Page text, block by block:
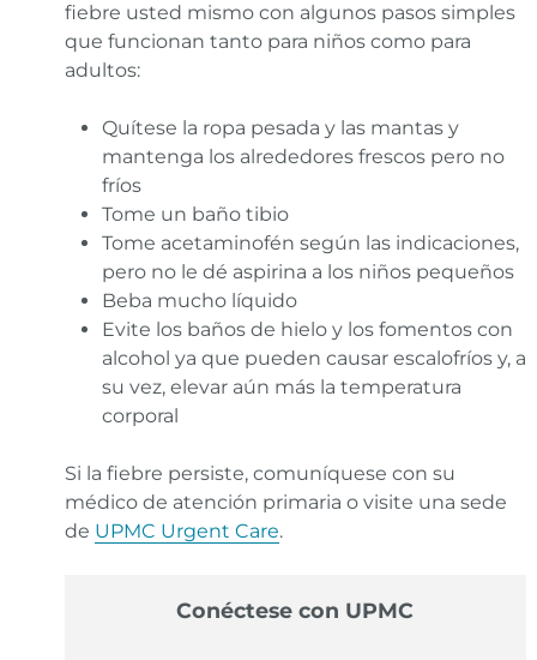
fiebre usted mismo con algunos pasos simples
que funcionan tanto para niños como para
adultos:
Quítese la ropa pesada y las mantas y
mantenga los alrededores frescos pero no
fríos
Tome un baño tibio
Tome acetaminofén según las indicaciones,
pero no le dé aspirina a los niños pequeños
Beba mucho líquido
Evite los baños de hielo y los fomentos con
alcohol ya que pueden causar escalofríos y, a
su vez, elevar aún más la temperatura
corporal
Si la fiebre persiste, comuníquese con su
médico de atención primaria o visite una sede
de UPMC Urgent Care.
Conéctese con UPMC